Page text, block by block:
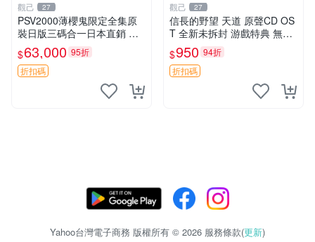
觀己 27
PSV2000薄櫻鬼限定全集原
裝日版三碼合一日本直銷 八
角設計紙套齊備 主機全新封
存狀態 專家檢測無瑕可收藏
psv2000 薄櫻鬼 全套盒裝
$63,000 95折
折扣碼
觀己 27
信長的野望 天道 原聲CD OS
T 全新未拆封 游戲特典 無游
戲光碟 限定外包裝 所見即所
得 日本人氣戰略遊戲 OST C
D 天道 OST CD 新品
$950 94折
折扣碼
Yahoo台灣電子商務 版權所有 © 2026 服務條款(更新)